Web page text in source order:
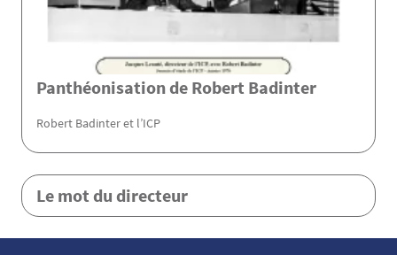
Panthéonisation de Robert Badinter
Robert Badinter et l’ICP
Le mot du directeur